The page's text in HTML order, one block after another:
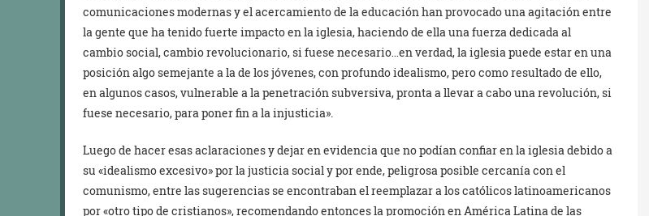
comunicaciones modernas y el acercamiento de la educación han provocado una agitación entre
la gente que ha tenido fuerte impacto en la iglesia, haciendo de ella una fuerza dedicada al
cambio social, cambio revolucionario, si fuese necesario…en verdad, la iglesia puede estar en una
posición algo semejante a la de los jóvenes, con profundo idealismo, pero como resultado de ello,
en algunos casos, vulnerable a la penetración subversiva, pronta a llevar a cabo una revolución, si
fuese necesario, para poner fin a la injusticia».
Luego de hacer esas aclaraciones y dejar en evidencia que no podían confiar en la iglesia debido a
su «idealismo excesivo» por la justicia social y por ende, peligrosa posible cercanía con el
comunismo, entre las sugerencias se encontraban el reemplazar a los católicos latinoamericanos
por «otro tipo de cristianos», recomendando entonces la promoción en América Latina de las